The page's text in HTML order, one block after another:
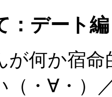
：デート編
が何か宿
（・∀・）